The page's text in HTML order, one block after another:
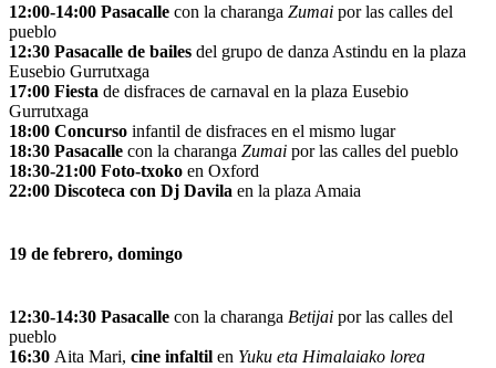
12:00-14:00 Pasacalle con la charanga Zumai por las calles del
pueblo
12:30 Pasacalle de bailes del grupo de danza Astindu en la plaza
Eusebio Gurrutxaga
17:00 Fiesta de disfraces de carnaval en la plaza Eusebio
Gurrutxaga
18:00 Concurso infantil de disfraces en el mismo lugar
18:30 Pasacalle con la charanga Zumai por las calles del pueblo
18:30-21:00 Foto-txoko en Oxford
22:00 Discoteca con Dj Davila en la plaza Amaia
19 de febrero, domingo
12:30-14:30 Pasacalle con la charanga Betijai por las calles del
pueblo
16:30 Aita Mari, cine infaltil en Yuku eta Himalaiako lorea